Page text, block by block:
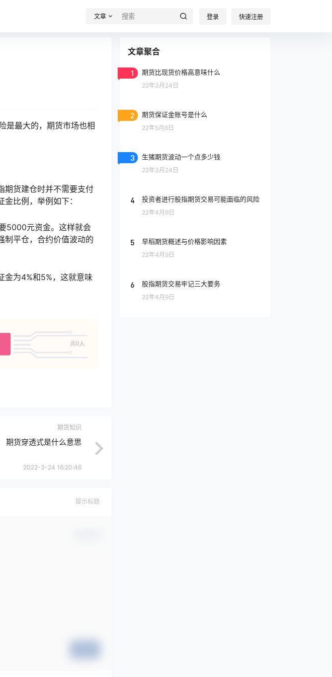
文章 登录 快速注册
最大的，期货市场也相
货建仓时并不需要支付
比例，举例如下：
5000元资金。这样就会
制平仓，合约价值波动的
为4%和5%，这就意味
共0人
期货知识
期货穿透式是什么意思
2022-3-24 16:20:46
提示标题
文章聚合
1 期货比现货价格高意味什么
22年3月24日
2 期货保证金账号是什么
22年5月6日
3 生猪期货波动一个点多少钱
22年3月24日
4 投资者进行股指期货交易可能面临的风险
22年4月9日
5 早稻期货概述与价格影响因素
22年4月9日
6 股指期货交易牢记三大要务
22年4月9日